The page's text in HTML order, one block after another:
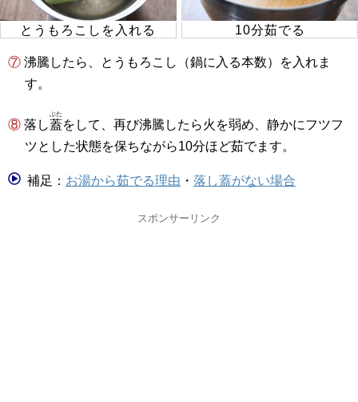
とうもろこしを入れる 10分茹でる
⑦ 沸騰したら、とうもろこし（鍋に入る本数）を入れま
す。
⑧ 落し蓋
ぶた
をして、再び沸騰したら火を弱め、静かにフツフ
ツとした状態を保ちながら10分ほど茹でます。
補足： お湯から茹でる理由 ・ 落し蓋がない場合
スポンサーリンク